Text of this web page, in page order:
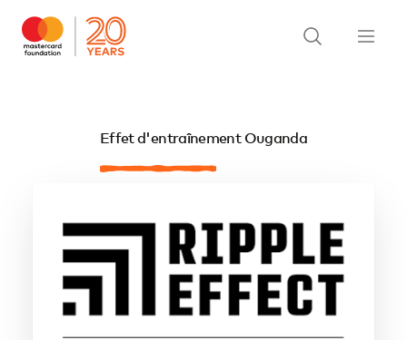
Effet d'entraînement Ouganda